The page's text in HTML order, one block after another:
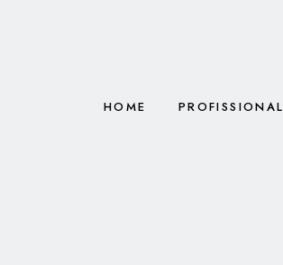
HOME PROFISSIONAL